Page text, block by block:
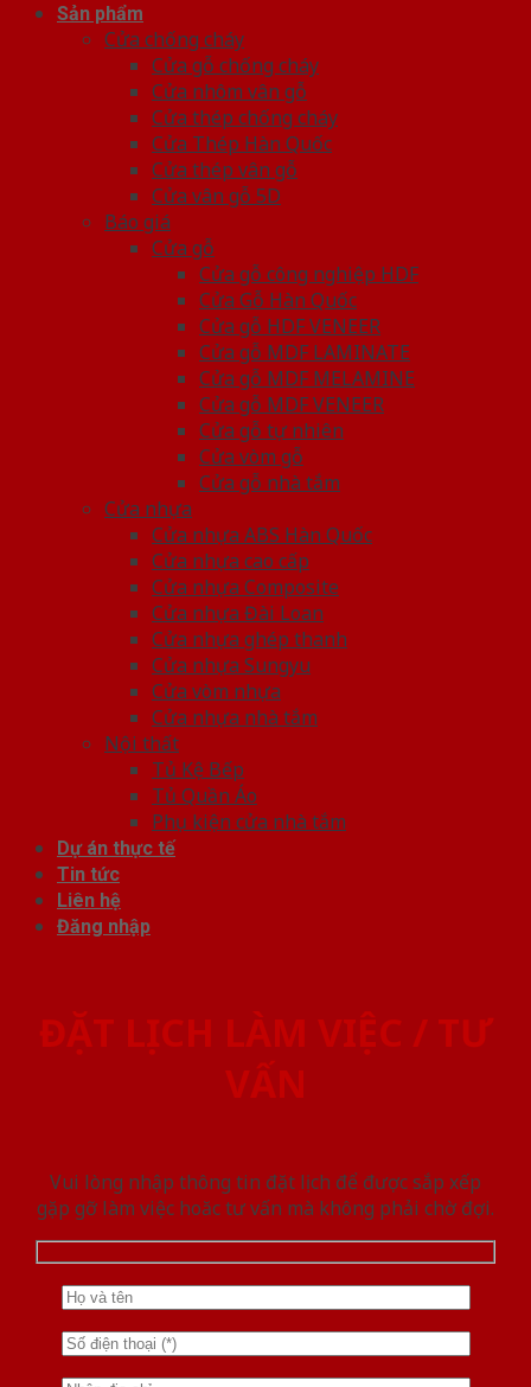
Sản phẩm
Cửa chống cháy
Cửa gỗ chống cháy
Cửa nhôm vân gỗ
Cửa thép chống cháy
Cửa Thép Hàn Quốc
Cửa thép vân gỗ
Cửa vân gỗ 5D
Báo giá
Cửa gỗ
Cửa gỗ công nghiệp HDF
Cửa Gỗ Hàn Quốc
Cửa gỗ HDF VENEER
Cửa gỗ MDF LAMINATE
Cửa gỗ MDF MELAMINE
Cửa gỗ MDF VENEER
Cửa gỗ tự nhiên
Cửa vòm gỗ
Cửa gỗ nhà tắm
Cửa nhựa
Cửa nhựa ABS Hàn Quốc
Cửa nhựa cao cấp
Cửa nhựa Composite
Cửa nhựa Đài Loan
Cửa nhựa ghép thanh
Cửa nhựa Sungyu
Cửa vòm nhựa
Cửa nhựa nhà tắm
Nội thất
Tủ Kệ Bếp
Tủ Quần Áo
Phụ kiện cửa nhà tắm
Dự án thực tế
Tin tức
Liên hệ
Đăng nhập
ĐẶT LỊCH LÀM VIỆC / TƯ
VẤN
Vui lòng nhập thông tin đặt lịch để được sắp xếp
gặp gỡ làm việc hoăc tư vấn mà không phải chờ đợi.